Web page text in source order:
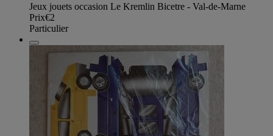
Jeux jouets occasion Le Kremlin Bicetre - Val-de-Marne
Prix€2
Particulier